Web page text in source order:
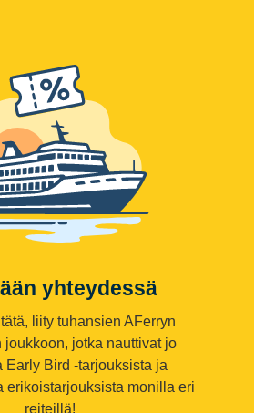
yhteydessä
liity tuhansien AFerryn
joukkoon, jotka nauttivat jo
Early Bird -tarjouksista ja
erikoistarjouksista monilla eri
reiteillä!